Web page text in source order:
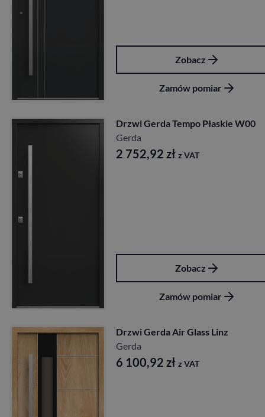
Zobacz
Zamów pomiar
Drzwi Gerda Tempo Płaskie W00
Gerda
2 752,92 zł z VAT
Zobacz
Zamów pomiar
Drzwi Gerda Air Glass Linz
Gerda
6 100,92 zł z VAT